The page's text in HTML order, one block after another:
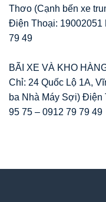
Thơo (Cạnh bến xe
Điện Thoại: 19002051
79 49
BÃI XE VÀ KHO
Chỉ: 24 Quốc Lộ 1A,
ba Nhà Máy Sợi) Điện
95 75 – 0912 79 79 49